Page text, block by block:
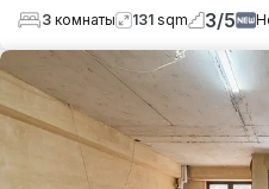
3 комнаты 131 sqm 3/5